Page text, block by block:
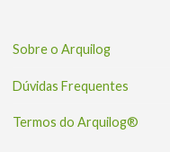
Sobre o Arquilog
Dúvidas Frequentes
Termos do Arquilog®